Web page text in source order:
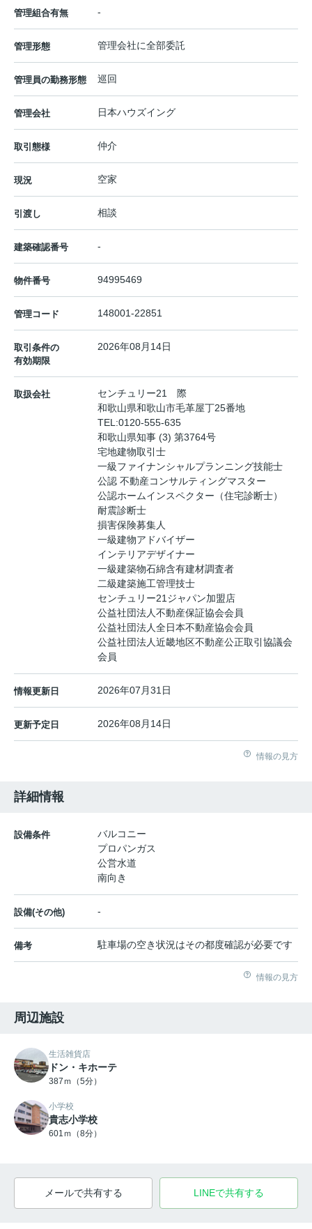
管理組合有無 -
管理形態 管理会社に全部委託
管理員の勤務形態 巡回
管理会社 日本ハウズイング
取引態様 仲介
現況 空家
引渡し 相談
建築確認番号 -
物件番号 94995469
管理コード 148001-22851
取引条件の
有効期限
2026年08月14日
取扱会社
センチュリー21 際
和歌山県和歌山市毛革屋丁25番地
TEL:0120-555-635
和歌山県知事 (3) 第3764号
宅地建物取引士
一級ファイナンシャルプランニング技能士
公認 不動産コンサルティングマスター
公認ホームインスペクター（住宅診断士）
耐震診断士
損害保険募集人
一級建物アドバイザー
インテリアデザイナー
一級建築物石綿含有建材調査者
二級建築施工管理技士
センチュリー21ジャパン加盟店
公益社団法人不動産保証協会会員
公益社団法人全日本不動産協会会員
公益社団法人近畿地区不動産公正取引協議会
会員
情報更新日 2026年07月31日
更新予定日 2026年08月14日
情報の見方
詳細情報
設備条件
バルコニー
プロパンガス
公営水道
南向き
設備(その他) -
備考 駐車場の空き状況はその都度確認が必要です
情報の見方
周辺施設
生活雑貨店
ドン・キホーテ
387ｍ（5分）
小学校
貴志小学校
601ｍ（8分）
メールで共有する LINEで共有する